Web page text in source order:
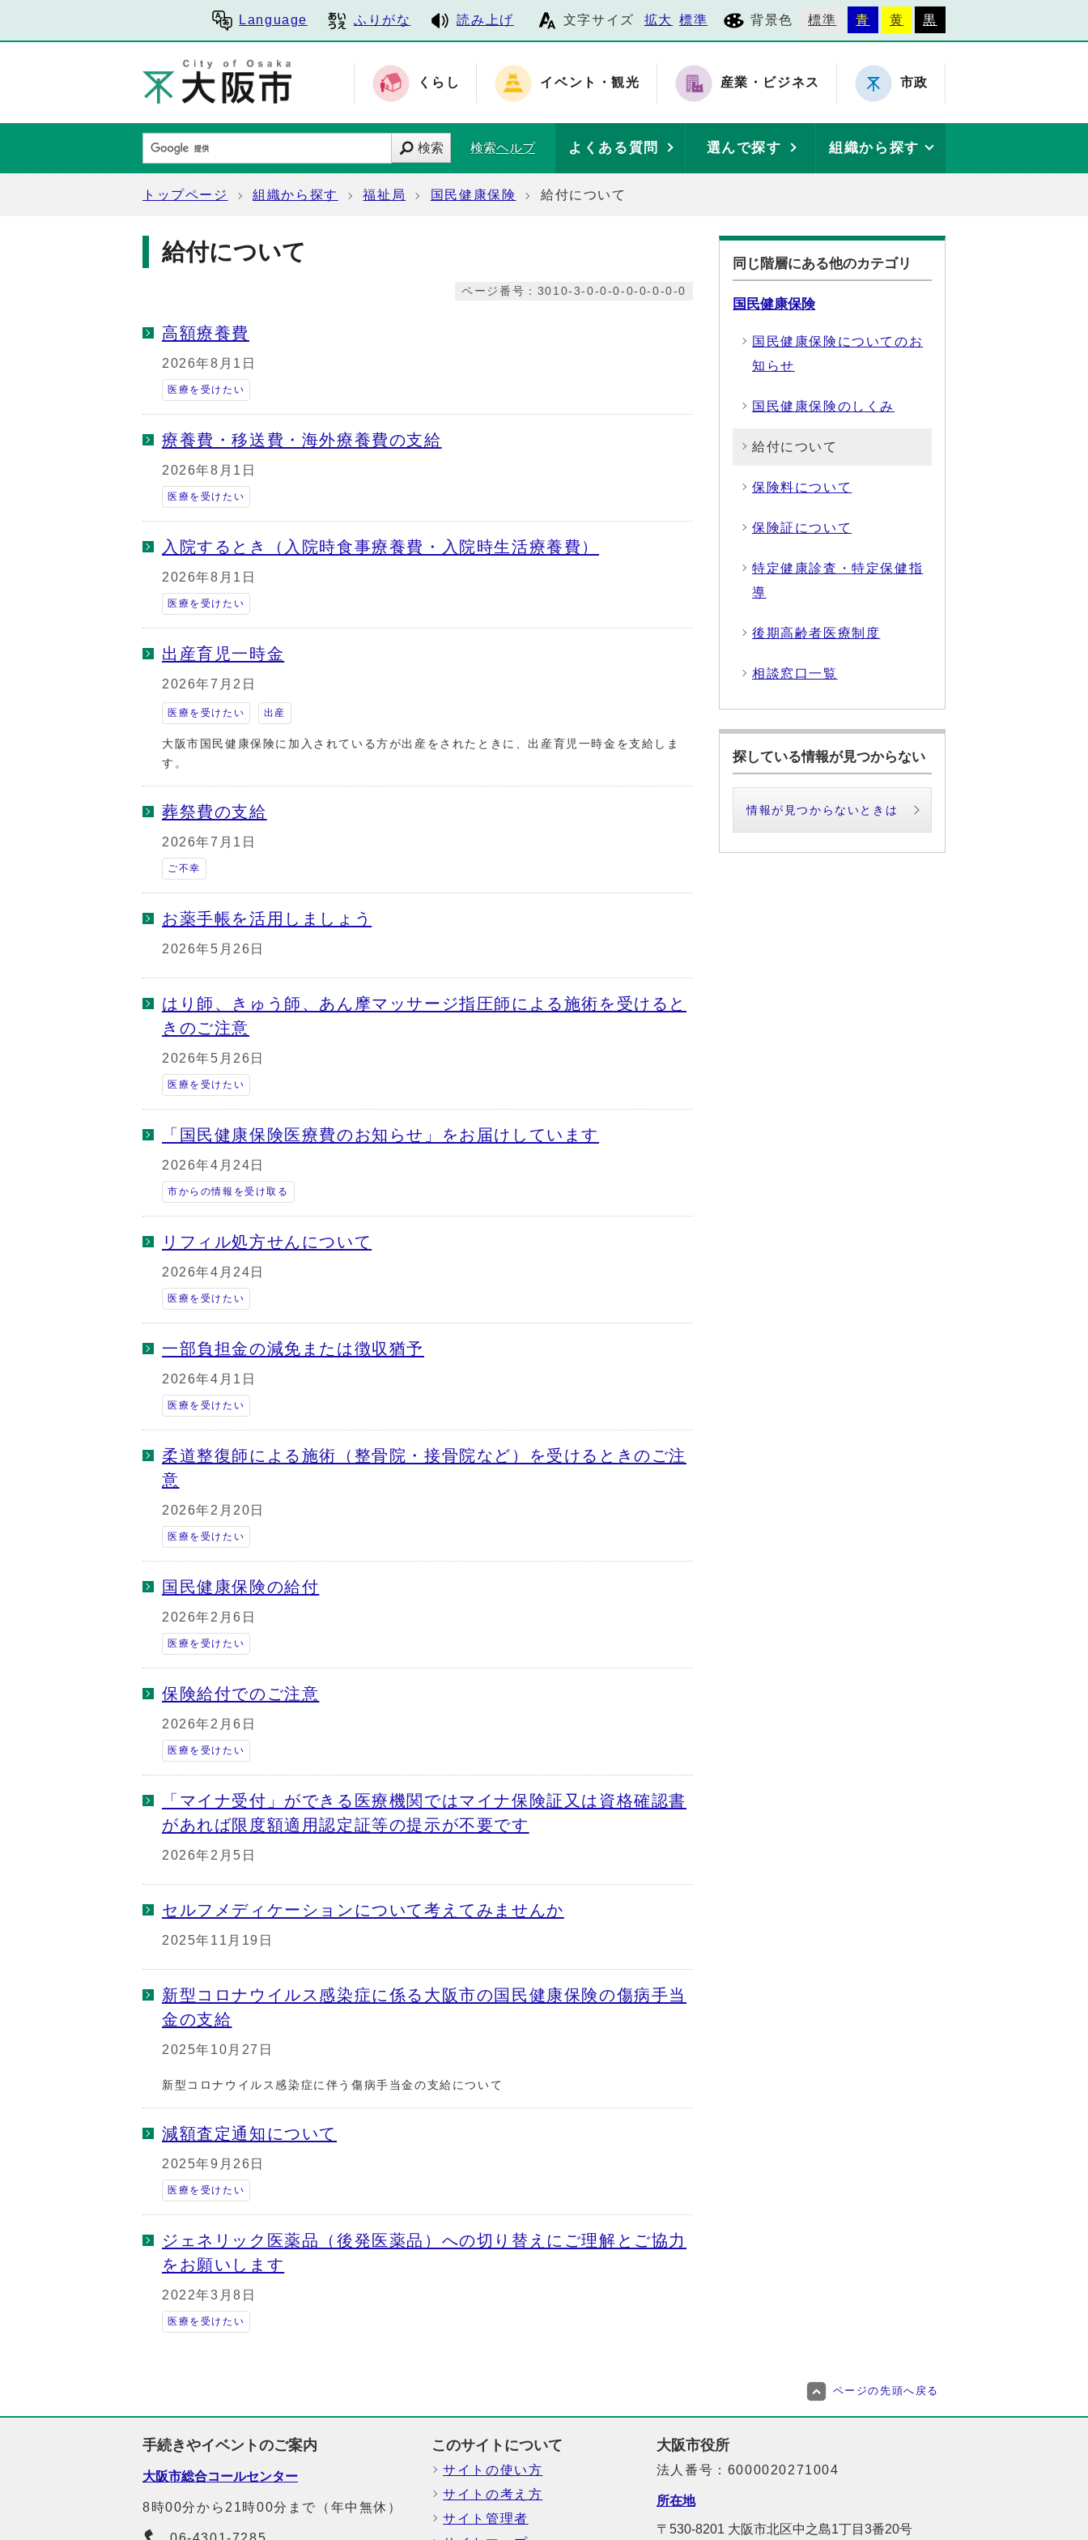
Language ふりがな 読み上げ 文字サイズ 拡大 標準 背景色 標準 青 黄 黒
くらし イベント・観光 産業・ビジネス 市政
検索 検索ヘルプ よくある質問 選んで探す 組織から探す
トップページ 組織から探す 福祉局 国民健康保険 給付について
給付について
ページ番号：3010-3-0-0-0-0-0-0-0-0
高額療養費
2026年8月1日
医療を受けたい
療養費・移送費・海外療養費の支給
2026年8月1日
医療を受けたい
入院するとき（入院時食事療養費・入院時生活療養費）
2026年8月1日
医療を受けたい
出産育児一時金
2026年7月2日
医療を受けたい 出産
大阪市国民健康保険に加入されている方が出産をされたときに、出産育児一時金を支給しま
す。
葬祭費の支給
2026年7月1日
ご不幸
お薬手帳を活用しましょう
2026年5月26日
はり師、きゅう師、あん摩マッサージ指圧師による施術を受けると
きのご注意
2026年5月26日
医療を受けたい
「国民健康保険医療費のお知らせ」をお届けしています
2026年4月24日
市からの情報を受け取る
リフィル処方せんについて
2026年4月24日
医療を受けたい
一部負担金の減免または徴収猶予
2026年4月1日
医療を受けたい
柔道整復師による施術（整骨院・接骨院など）を受けるときのご注
意
2026年2月20日
医療を受けたい
国民健康保険の給付
2026年2月6日
医療を受けたい
保険給付でのご注意
2026年2月6日
医療を受けたい
「マイナ受付」ができる医療機関ではマイナ保険証又は資格確認書
があれば限度額適用認定証等の提示が不要です
2026年2月5日
セルフメディケーションについて考えてみませんか
2025年11月19日
新型コロナウイルス感染症に係る大阪市の国民健康保険の傷病手当
金の支給
2025年10月27日
新型コロナウイルス感染症に伴う傷病手当金の支給について
減額査定通知について
2025年9月26日
医療を受けたい
ジェネリック医薬品（後発医薬品）への切り替えにご理解とご協力
をお願いします
2022年3月8日
医療を受けたい
同じ階層にある他のカテゴリ
国民健康保険
国民健康保険についてのお
知らせ
国民健康保険のしくみ
給付について
保険料について
保険証について
特定健康診査・特定保健指
導
後期高齢者医療制度
相談窓口一覧
探している情報が見つからない
情報が見つからないときは
ページの先頭へ戻る
手続きやイベントのご案内
大阪市総合コールセンター
8時00分から21時00分まで（年中無休）
このサイトについて
サイトの使い方
サイトの考え方
サイト管理者
大阪市役所
法人番号：6000020271004
所在地
〒530-8201 大阪市北区中之島1丁目3番20号